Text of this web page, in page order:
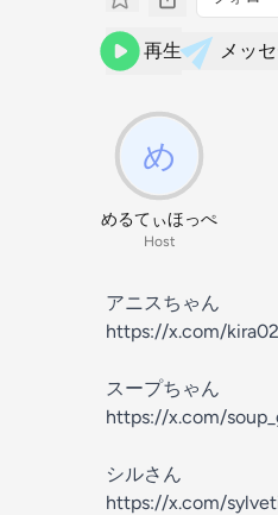
再生 メッ
めるてぃほっぺ
Host
アニスちゃん
https://x.com/
スープちゃん
https://x.com/
シルさん
https://x.com/